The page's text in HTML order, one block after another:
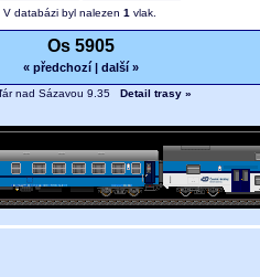
V databázi byl nalezen 1 vlak.
Os 5905
« předchozí| další »
nad Sázavou 9.35 Detail trasy »